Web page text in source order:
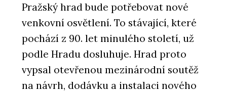
Pražský hrad bude potřebovat nové
venkovní osvětlení. To stávající, které
pochází z 90. let minulého století, už
podle Hradu dosluhuje. Hrad proto
vypsal otevřenou mezinárodní soutěž
na návrh, dodávku a instalaci nového